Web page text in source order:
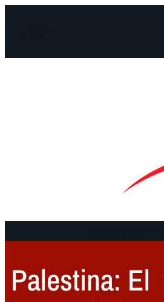
Palestina: El